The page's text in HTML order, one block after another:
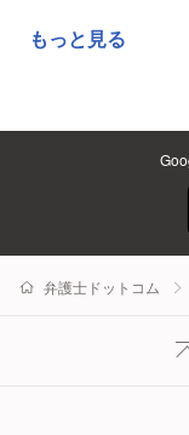
もっと見る
弁護士ドットコム